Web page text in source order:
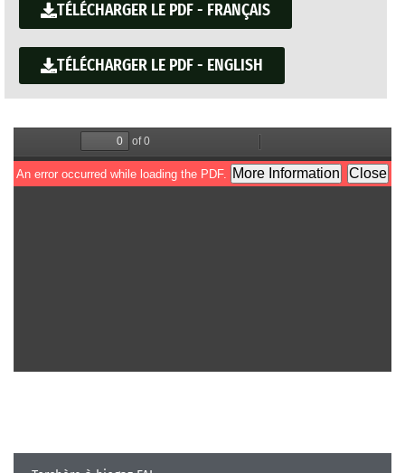
TÉLÉCHARGER LE PDF - FRANÇAIS
TÉLÉCHARGER LE PDF - ENGLISH